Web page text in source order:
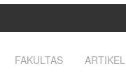
FAKULTAS ARTIKEL